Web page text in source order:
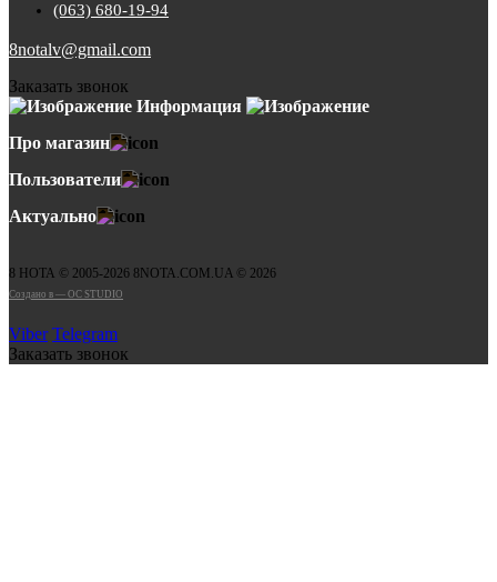
(063) 680-19-94
8notalv@gmail.com
Заказать звонок
Информация
Про магазин
Пользователи
Актуально
8 НОТА © 2005-2026 8NOTA.COM.UA © 2026
Создано в — OC STUDIO
Viber Telegram
Заказать звонок